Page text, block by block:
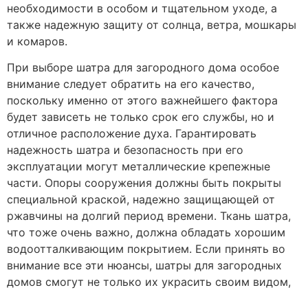
необходимости в особом и тщательном уходе, а
также надежную защиту от солнца, ветра, мошкары
и комаров.
При выборе шатра для загородного дома особое
внимание следует обратить на его качество,
поскольку именно от этого важнейшего фактора
будет зависеть не только срок его службы, но и
отличное расположение духа. Гарантировать
надежность шатра и безопасность при его
эксплуатации могут металлические крепежные
части. Опоры сооружения должны быть покрыты
специальной краской, надежно защищающей от
ржавчины на долгий период времени. Ткань шатра,
что тоже очень важно, должна обладать хорошим
водоотталкивающим покрытием. Если принять во
внимание все эти нюансы, шатры для загородных
домов смогут не только их украсить своим видом,